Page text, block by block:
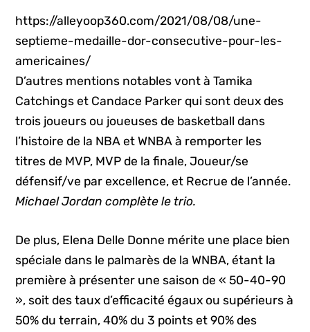
https://alleyoop360.com/2021/08/08/une-
septieme-medaille-dor-consecutive-pour-les-
americaines/
D’autres mentions notables vont à Tamika
Catchings et Candace Parker qui sont deux des
trois joueurs ou joueuses de basketball dans
l’histoire de la NBA et WNBA à remporter les
titres de MVP, MVP de la finale, Joueur/se
défensif/ve par excellence, et Recrue de l’année.
Michael Jordan complète le trio.
De plus, Elena Delle Donne mérite une place bien
spéciale dans le palmarès de la WNBA, étant la
première à présenter une saison de « 50-40-90
», soit des taux d’efficacité égaux ou supérieurs à
50% du terrain, 40% du 3 points et 90% des